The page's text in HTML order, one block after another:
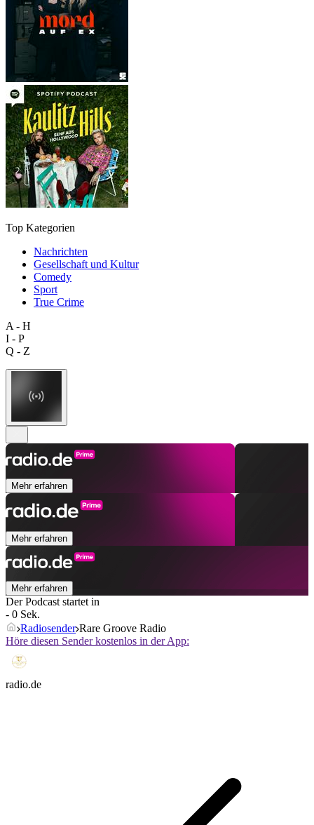
Top Kategorien
Nachrichten
Gesellschaft und Kultur
Comedy
Sport
True Crime
A - H
I - P
Q - Z
Mehr erfahren
Mehr erfahren
Mehr erfahren
Der Podcast startet in
- 0 Sek.
Radiosender Rare Groove Radio
Höre diesen Sender kostenlos in der App:
radio.de